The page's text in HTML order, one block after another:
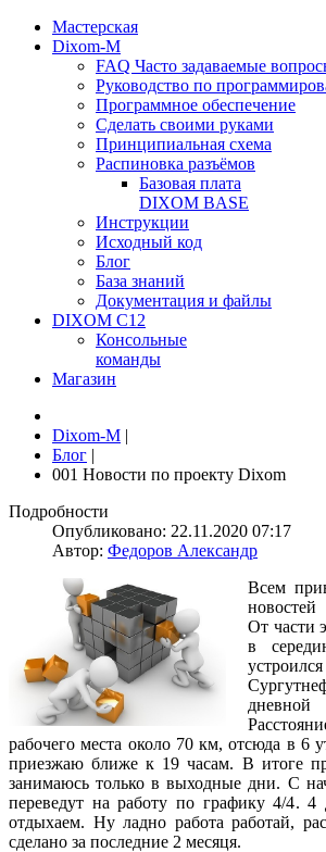
Мастерская
Dixom-M
FAQ Часто задаваемые
Руководство по
Программное обеспечение
Сделать своими руками
Принципиальная схема
Распиновка разъёмов
Базовая плата
DIXOM BASE
Инструкции
Исходный код
Блог
База знаний
Документация и файлы
DIXOM C12
Консольные
команды
Магазин
Dixom-M |
Блог |
001 Новости по проекту Dixom
Подробности
Опубликовано: 22.11.2020 07:17
Автор: Федоров Александр
Всем
От части
в
рабочего места около 70 км, отсюда в 6
приезжаю ближе к 19 часам. В итоге
занимаюсь только в выходные дни. С
переведут на работу по графику 4/4. 4
отдыхаем. Ну ладно работа работай,
сделано за последние 2 месяця.